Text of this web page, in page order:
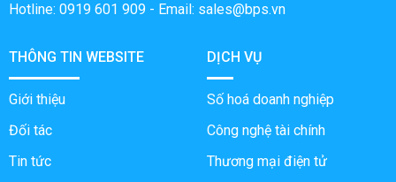
Hotline: 0919 601 909- Email: sales@bps.vn
THÔNG TIN WEBSITE
Giới thiệu
Đối tác
Tin tức
DỊCH VỤ
Số hoá doanh nghiệp
Công nghệ tài chính
Thương mại điện tử